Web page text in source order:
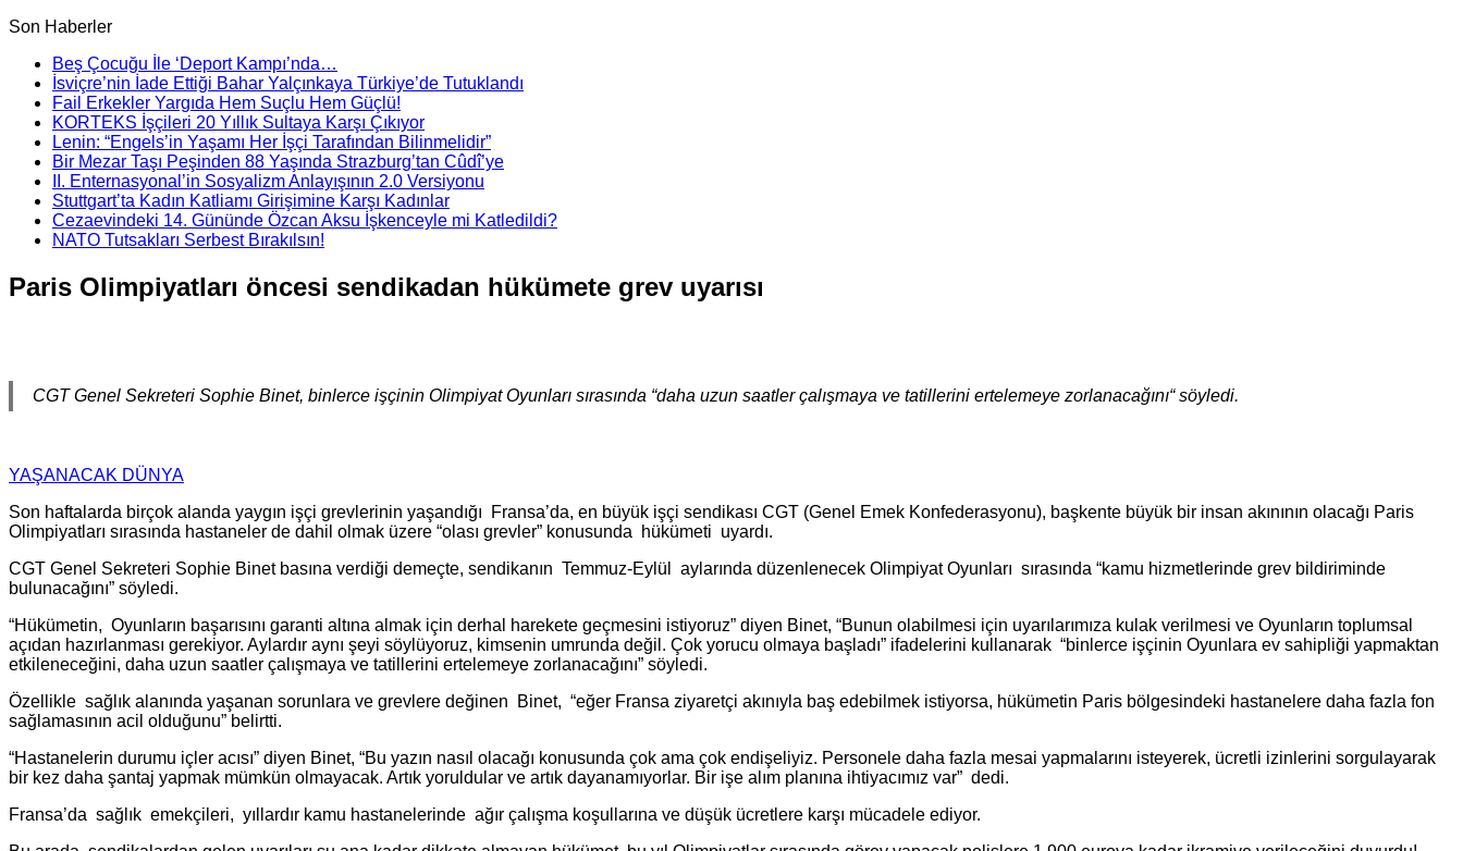
Son Haberler
Beş Çocuğu İle ‘Deport Kampı’nda…
İsviçre’nin İade Ettiği Bahar Yalçınkaya Türkiye’de Tutuklandı
Fail Erkekler Yargıda Hem Suçlu Hem Güçlü!
KORTEKS İşçileri 20 Yıllık Sultaya Karşı Çıkıyor
Lenin: “Engels’in Yaşamı Her İşçi Tarafından Bilinmelidir”
Bir Mezar Taşı Peşinden 88 Yaşında Strazburg’tan Cûdî’ye
II. Enternasyonal’in Sosyalizm Anlayışının 2.0 Versiyonu
Stuttgart’ta Kadın Katliamı Girişimine Karşı Kadınlar
Cezaevindeki 14. Gününde Özcan Aksu İşkenceyle mi Katledildi?
NATO Tutsakları Serbest Bırakılsın!
Paris Olimpiyatları öncesi sendikadan hükümete grev uyarısı
CGT Genel Sekreteri Sophie Binet, binlerce işçinin Olimpiyat Oyunları sırasında “daha uzun saatler çalışmaya ve tatillerini ertelemeye zorlanacağını“ söyledi.
YAŞANACAK DÜNYA
Son haftalarda birçok alanda yaygın işçi grevlerinin yaşandığı Fransa’da, en büyük işçi sendikası CGT (Genel Emek Konfederasyonu), başkente büyük bir insan akınının olacağı Paris
Olimpiyatları sırasında hastaneler de dahil olmak üzere “olası grevler” konusunda hükümeti uyardı.
CGT Genel Sekreteri Sophie Binet basına verdiği demeçte, sendikanın Temmuz-Eylül aylarında düzenlenecek Olimpiyat Oyunları sırasında “kamu hizmetlerinde grev bildiriminde
bulunacağını” söyledi.
“Hükümetin, Oyunların başarısını garanti altına almak için derhal harekete geçmesini istiyoruz” diyen Binet, “Bunun olabilmesi için uyarılarımıza kulak verilmesi ve Oyunların toplumsal
açıdan hazırlanması gerekiyor. Aylardır aynı şeyi söylüyoruz, kimsenin umrunda değil. Çok yorucu olmaya başladı” ifadelerini kullanarak “binlerce işçinin Oyunlara ev sahipliği yapmaktan
etkileneceğini, daha uzun saatler çalışmaya ve tatillerini ertelemeye zorlanacağını” söyledi.
Özellikle sağlık alanında yaşanan sorunlara ve grevlere değinen Binet, “eğer Fransa ziyaretçi akınıyla baş edebilmek istiyorsa, hükümetin Paris bölgesindeki hastanelere daha fazla fon
sağlamasının acil olduğunu” belirtti.
“Hastanelerin durumu içler acısı” diyen Binet, “Bu yazın nasıl olacağı konusunda çok ama çok endişeliyiz. Personele daha fazla mesai yapmalarını isteyerek, ücretli izinlerini sorgulayarak
bir kez daha şantaj yapmak mümkün olmayacak. Artık yoruldular ve artık dayanamıyorlar. Bir işe alım planına ihtiyacımız var” dedi.
Fransa’da sağlık emekçileri, yıllardır kamu hastanelerinde ağır çalışma koşullarına ve düşük ücretlere karşı mücadele ediyor.